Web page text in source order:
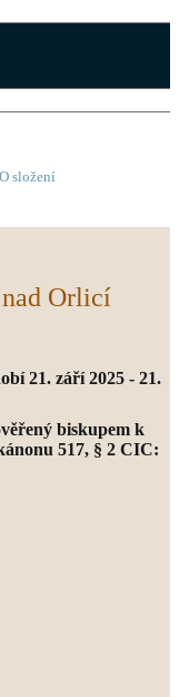
složení
Orlicí
21. září 2025 - 21.
biskupem k
517, § 2 CIC: